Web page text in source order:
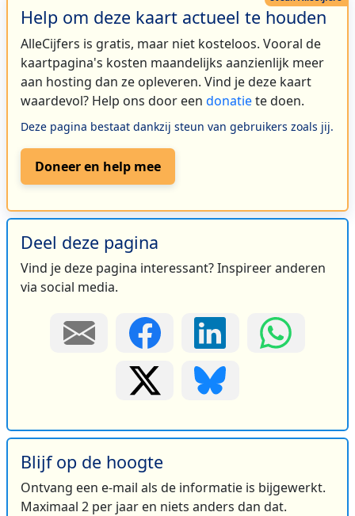
Help om deze kaart actueel te houden
AlleCijfers is gratis, maar niet kosteloos. Vooral de
kaartpagina's kosten maandelijks aanzienlijk meer
aan hosting dan ze opleveren. Vind je deze kaart
waardevol? Help ons door een donatiete doen.
Deze pagina bestaat dankzij steun van gebruikers zoals jij.
Doneer en help mee
Deel deze pagina
Vind je deze pagina interessant? Inspireer anderen
via social media.
Blijf op de hoogte
Ontvang een e-mail als de informatie is bijgewerkt.
Maximaal 2 per jaar en niets anders dan dat.